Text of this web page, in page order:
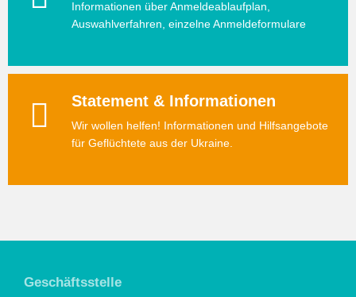
Informationen über Anmeldeablaufplan,
Auswahlverfahren, einzelne Anmeldeformulare
Statement & Informationen
Wir wollen helfen! Informationen und Hilfsangebote
für Geflüchtete aus der Ukraine.
Geschäftsstelle